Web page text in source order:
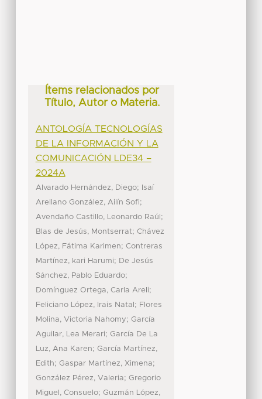
Ítems relacionados por
Título, Autor o Materia.
ANTOLOGÍA TECNOLOGÍAS
DE LA INFORMACIÓN Y LA
COMUNICACIÓN LDE34 –
2024A
Alvarado Hernández, Diego;
Isaí
Arellano González, Ailín Sofi;
Avendaño Castillo, Leonardo Raúl ;
Blas de Jesús, Montserrat; Chávez
López, Fátima Karimen; Contreras
Martínez, kari Harumi; De Jesús
Sánchez, Pablo Eduardo;
Domínguez Ortega, Carla Areli;
Feliciano López, Irais Natal ; Flores
Molina, Victoria Nahomy; García
Aguilar, Lea Merari; García De La
Luz, Ana Karen; García Martínez,
Edith; Gaspar Martínez, Ximena;
González Pérez, Valeria; Gregorio
Miguel, Consuelo; Guzmán López,